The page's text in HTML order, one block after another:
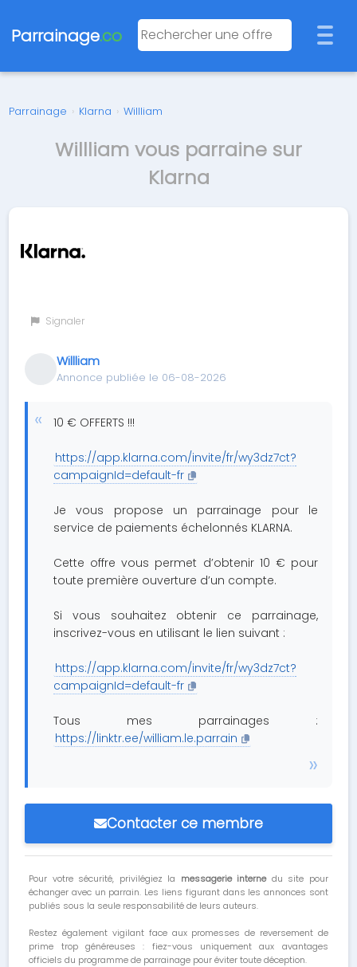
Parrainage.co
Parrainage › Klarna › Willliam
Willliam vous parraine sur
Klarna
Signaler
Willliam
Annonce publiée le 06-08-2026
10 € OFFERTS !!!
https://app.klarna.com/invite/fr/wy3dz7ct?
campaignId=default-fr
Je vous propose un parrainage pour le
service de paiements échelonnés KLARNA.
Cette offre vous permet d’obtenir 10 € pour
toute première ouverture d’un compte.
Si vous souhaitez obtenir ce parrainage,
inscrivez-vous en utilisant le lien suivant :
https://app.klarna.com/invite/fr/wy3dz7ct?
campaignId=default-fr
Tous mes parrainages :
https://linktr.ee/william.le.parrain
Contacter ce membre
Pour votre sécurité, privilégiez la messagerie internedu site pour
échanger avec un parrain. Les liens figurant dans les annonces sont
publiés sous la seule responsabilité de leurs auteurs.
Restez également vigilant face aux promesses de reversement de
prime trop généreuses : fiez-vous uniquement aux avantages
officiels du programme de parrainage pour éviter toute déception.